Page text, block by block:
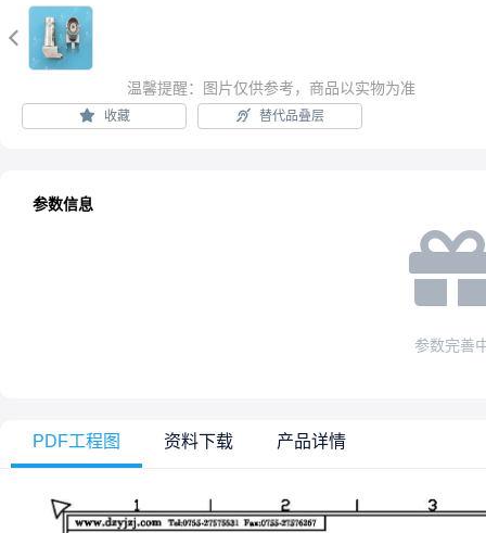

温馨提醒：图片仅供参考，商品以实物为准
收藏 替代品叠层
参数信息
参数完善
PDF工程图 资料下载 产品详情